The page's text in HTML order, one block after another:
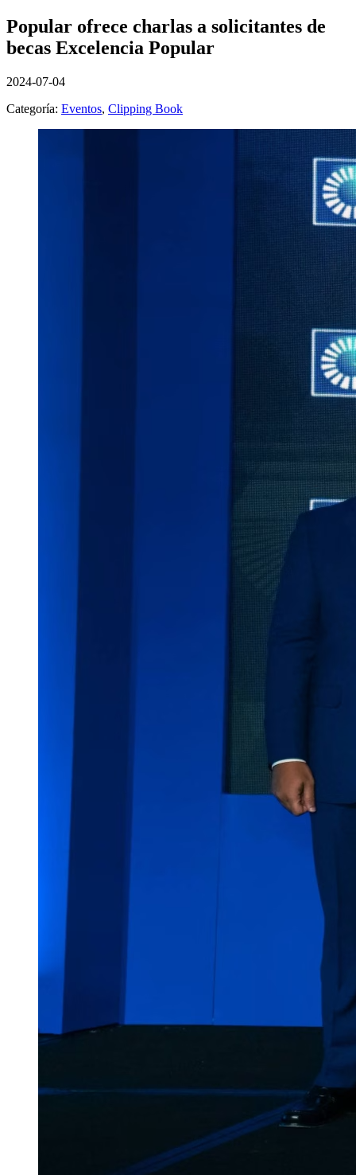
Popular ofrece charlas a solicitantes de
becas Excelencia Popular
2024-07-04
Categoría: Eventos, Clipping Book